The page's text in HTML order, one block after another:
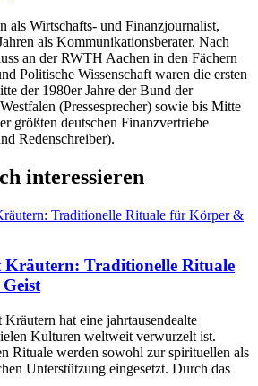
als Wirtschafts- und Finanzjournalist,
als Kommunikationsberater. Nach
an der RWTH Aachen in den Fächern
Politische Wissenschaft waren die ersten
der 1980er Jahre der Bund der
(Pressesprecher) sowie bis Mitte
größten deutschen Finanzvertriebe
Redenschreiber).
interessieren
Kräutern: Traditionelle Rituale
hat eine jahrtausendealte
Kulturen weltweit verwurzelt ist.
Rituale werden sowohl zur spirituellen als
Unterstützung eingesetzt. Durch das